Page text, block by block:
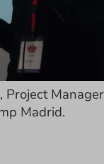
Project
Madrid.